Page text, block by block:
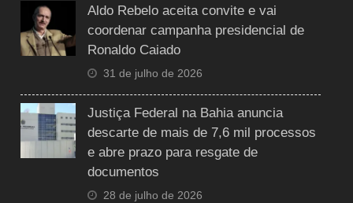
Aldo Rebelo aceita convite e vai
coordenar campanha presidencial de
Ronaldo Caiado
31 de julho de 2026
Justiça Federal na Bahia anuncia
descarte de mais de 7,6 mil processos
e abre prazo para resgate de
documentos
28 de julho de 2026